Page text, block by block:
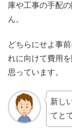
庫や工事の手配
ん。
どちらにせよ事
れに向けて費用
思っています。
新し
てと